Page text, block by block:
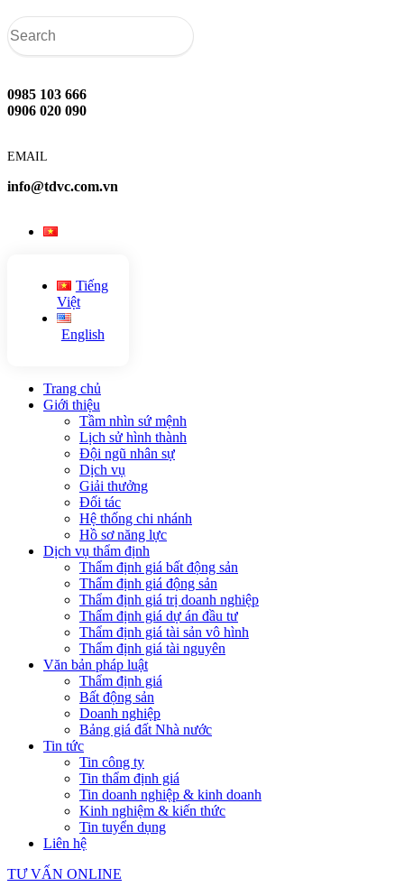
0985 103 666
0906 020 090
EMAIL
info@tdvc.com.vn
Tiếng
Việt
English
Trang chủ
Giới thiệu
Tầm nhìn sứ mệnh
Lịch sử hình thành
Đội ngũ nhân sự
Dịch vụ
Giải thưởng
Đối tác
Hệ thống chi nhánh
Hồ sơ năng lực
Dịch vụ thẩm định
Thẩm định giá bất động sản
Thẩm định giá động sản
Thẩm định giá trị doanh nghiệp
Thẩm định giá dự án đầu tư
Thẩm định giá tài sản vô hình
Thẩm định giá tài nguyên
Văn bản pháp luật
Thẩm định giá
Bất động sản
Doanh nghiệp
Bảng giá đất Nhà nước
Tin tức
Tin công ty
Tin thẩm định giá
Tin doanh nghiệp & kinh doanh
Kinh nghiệm & kiến thức
Tin tuyển dụng
Liên hệ
TƯ VẤN ONLINE